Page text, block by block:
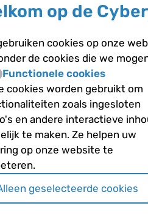
van rode bloedcellen
en hereditaire
sferocytose?
infecties als je milt
op de
cookies op onze
de cookies die we
Functionele cookies
cookies worden gebruikt om
zoals ingesloten
en andere interactieve
te maken. Ze helpen uw
op onze website te
geselecteerde cookies